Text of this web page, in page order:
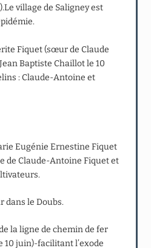
village de Saligney est
Fiquet (sœur de Claude
Baptiste Chaillot le 10
: Claude-Antoine et
Eugénie Ernestine Fiquet
de Claude-Antoine Fiquet et
dans le Doubs.
la ligne de chemin de fer
10 juin)-facilitant l’exode